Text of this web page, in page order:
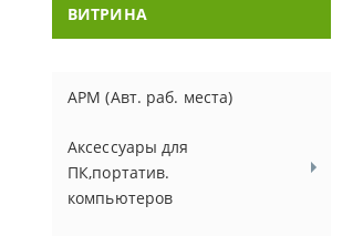
ВИТРИНА
АРМ (Авт. раб. места)
Аксессуары для
ПК,портатив.
компьютеров